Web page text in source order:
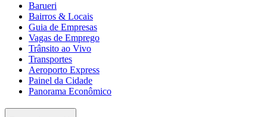
Barueri
Bairros & Locais
Guia de Empresas
Vagas de Emprego
Trânsito ao Vivo
Transportes
Aeroporto Express
Painel da Cidade
Panorama Econômico